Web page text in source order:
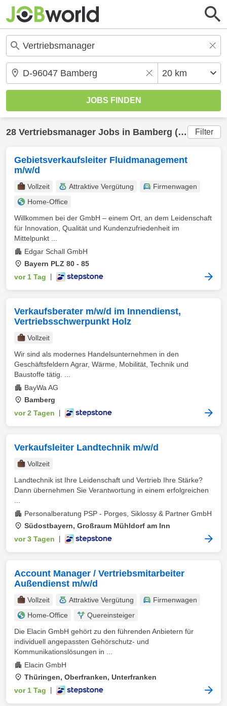
28 Vertriebsmanager Jobs in Bamberg (20 km) gefunden Filter
Gebietsverkaufsleiter Fluidmanagement
m/w/d
Vollzeit Attraktive Vergütung
Firmenwagen
Home-Office
Willkommen bei der GmbH – einem Ort, an dem Leidenschaft
für Innovation, Qualität und Kundenzufriedenheit im
Mittelpunkt ...
Edgar Schall GmbH
Bayern PLZ 80 - 85
vor 1 Tag
Verkaufsberater m/w/d im Innendienst,
Vertriebsschwerpunkt Holz
Vollzeit
Wir sind als modernes Handelsunternehmen in den
Geschäftsfeldern Agrar, Wärme, Mobilität, Technik und
Baustoffe tätig. ...
BayWa AG
Bamberg
vor 2 Tagen
Verkaufsleiter Landtechnik m/w/d
Vollzeit
Landtechnik ist Ihre Leidenschaft und Vertrieb Ihre Stärke?
Dann übernehmen Sie Verantwortung in einem erfolgreichen
Personalberatung PSP - Porges, Siklossy & Partner GmbH
Südostbayern, Großraum Mühldorf am Inn
vor 3 Tagen
Account Manager / Vertriebsmitarbeiter
Außendienst m/w/d
Vollzeit Attraktive Vergütung
Firmenwagen
Home-Office
Quereinsteiger
Die Elacin GmbH gehört zu den führenden Anbietern für
individuell angepassten Gehörschutz- und
Kommunikationslösungen in ...
Elacin GmbH
Thüringen, Oberfranken, Unterfranken
vor 1 Tag